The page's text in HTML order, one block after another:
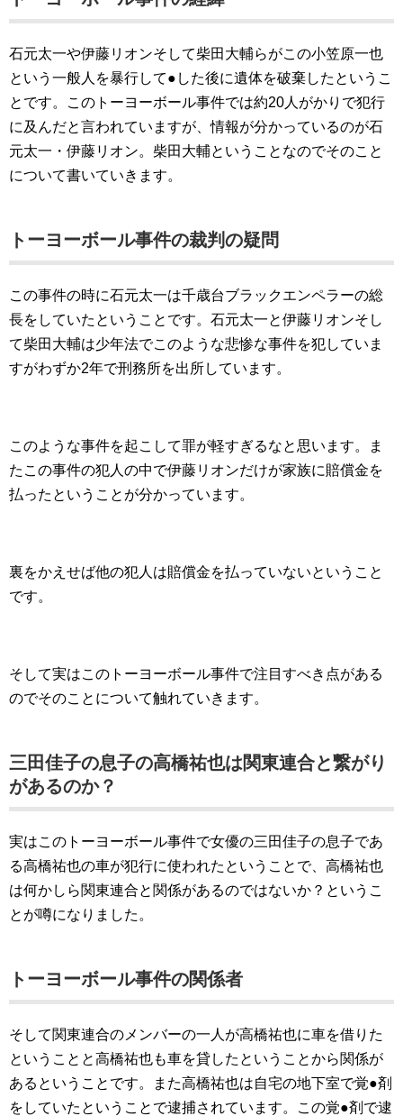
石元太一や伊藤リオンそして柴田大輔らがこの小笠原一也
という一般人を暴行して●した後に遺体を破棄したというこ
とです。このトーヨーボール事件では約20人がかりで犯行
に及んだと言われていますが、情報が分かっているのが石
元太一・伊藤リオン。柴田大輔ということなのでそのこと
について書いていきます。
トーヨーボール事件の裁判の疑問
この事件の時に石元太一は千歳台ブラックエンペラーの総
長をしていたということです。石元太一と伊藤リオンそし
て柴田大輔は少年法でこのような悲惨な事件を犯していま
すがわずか2年で刑務所を出所しています。
このような事件を起こして罪が軽すぎるなと思います。ま
たこの事件の犯人の中で伊藤リオンだけが家族に賠償金を
払ったということが分かっています。
裏をかえせば他の犯人は賠償金を払っていないということ
です。
そして実はこのトーヨーボール事件で注目すべき点がある
のでそのことについて触れていきます。
三田佳子の息子の高橋祐也は関東連合と繋がり
があるのか？
実はこのトーヨーボール事件で女優の三田佳子の息子であ
る高橋祐也の車が犯行に使われたということで、高橋祐也
は何かしら関東連合と関係があるのではないか？というこ
とが噂になりました。
トーヨーボール事件の関係者
そして関東連合のメンバーの一人が高橋祐也に車を借りた
ということと高橋祐也も車を貸したということから関係が
あるということです。また高橋祐也は自宅の地下室で覚●剤
をしていたということで逮捕されています。この覚●剤で逮